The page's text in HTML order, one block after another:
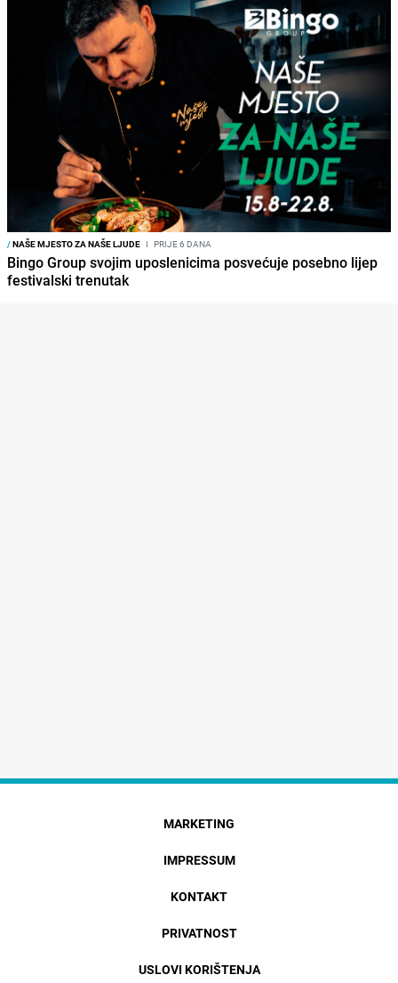
/NAŠE MJESTO ZA NAŠE LJUDE I PRIJE 6 DANA
Bingo Group svojim uposlenicima posvećuje posebno lijep
festivalski trenutak
MARKETING
IMPRESSUM
KONTAKT
PRIVATNOST
USLOVI KORIŠTENJA